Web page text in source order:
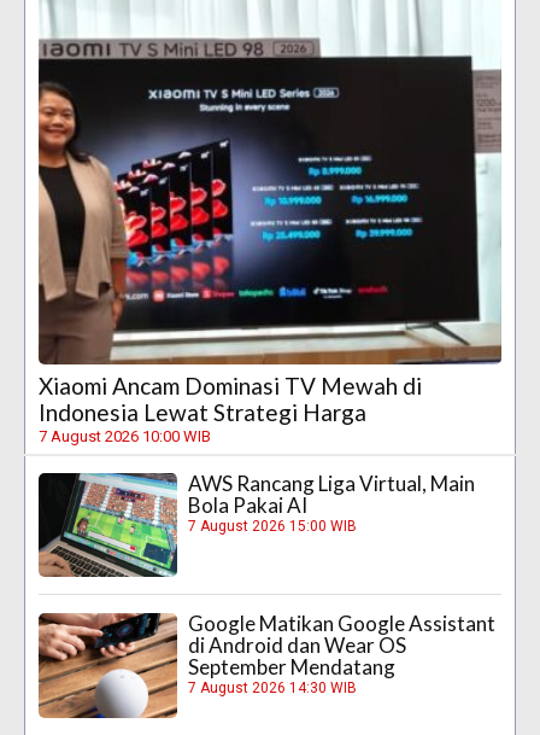
Xiaomi Ancam Dominasi TV Mewah di
Indonesia Lewat Strategi Harga
7 August 2026 10:00 WIB
AWS Rancang Liga Virtual, Main
Bola Pakai AI
7 August 2026 15:00 WIB
Google Matikan Google Assistant
di Android dan Wear OS
September Mendatang
7 August 2026 14:30 WIB